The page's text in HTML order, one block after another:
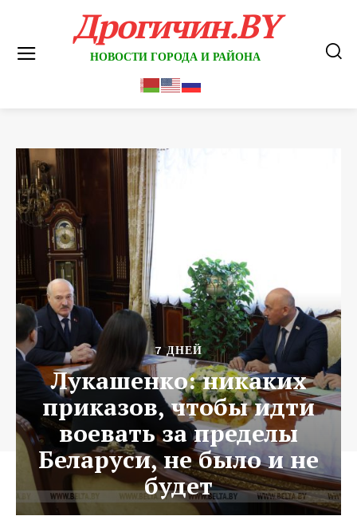
Дрогичин.BY
НОВОСТИ ГОРОДА И РАЙОНА
7 ДНЕЙ
Лукашенко: никаких
приказов, чтобы идти
воевать за пределы
Беларуси, не было и не
будет